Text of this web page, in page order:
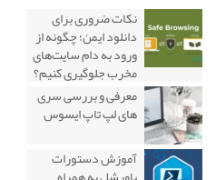
نکات ضروری برای
دانلود ایمن؛ چگونه از
ورود به دام سایت‌های
مخرب جلوگیری کنیم؟
معرفی و بررسی سری
های لپ تاپ ایسوس
آموزش دستورات